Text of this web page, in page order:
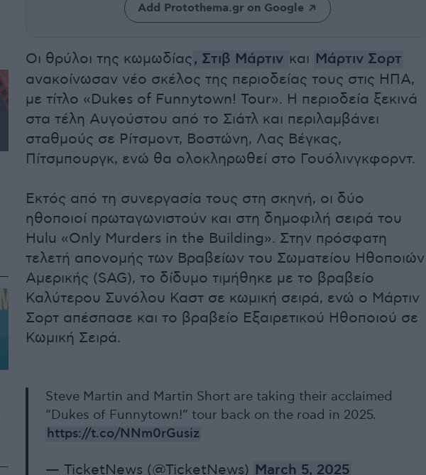
Add Protothema.gr on Google
Οι θρύλοι της κωμωδίας, Στιβ Μάρτιν και Μάρτιν Σορτ
ανακοίνωσαν νέο σκέλος της περιοδείας τους στις ΗΠΑ,
με τίτλο «Dukes of Funnytown! Tour». Η περιοδεία ξεκινά
στα τέλη Αυγούστου από το Σιάτλ και περιλαμβάνει
σταθμούς σε Ρίτσμοντ, Βοστώνη, Λας Βέγκας,
Πίτσμπουργκ, ενώ θα ολοκληρωθεί στο Γουόλινγκφορντ.
Εκτός από τη συνεργασία τους στη σκηνή, οι δύο
ηθοποιοί πρωταγωνιστούν και στη δημοφιλή σειρά του
Hulu «Only Murders in the Building». Στην πρόσφατη
τελετή απονομής των Βραβείων του Σωματείου Ηθοποιών
Αμερικής (SAG), το δίδυμο τιμήθηκε με το βραβείο
Καλύτερου Συνόλου Καστ σε κωμική σειρά, ενώ ο Μάρτιν
Σορτ απέσπασε και το βραβείο Εξαιρετικού Ηθοποιού σε
Κωμική Σειρά.
Steve Martin and Martin Short are taking their acclaimed
“Dukes of Funnytown!” tour back on the road in 2025.
https://t.co/NNm0rGusiz
— TicketNews (@TicketNews) March 5, 2025